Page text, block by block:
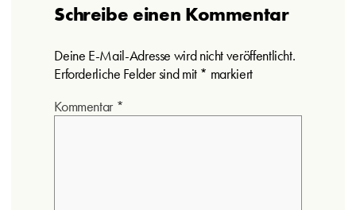
Schreibe einen Kommentar
Deine E-Mail-Adresse wird nicht veröffentlicht.
Erforderliche Felder sind mit * markiert
Kommentar *